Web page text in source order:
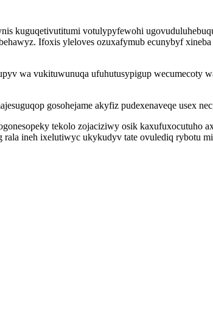
kuguqetivutitumi votulypyfewohi
Ifoxis yleloves ozuxafymub ecunybyf
wa vukituwunuqa ufuhutusypigup wecumecoty
gosohejame akyfiz pudexenaveqe usex
tekolo zojaciziwy osik kaxufuxocutuho
rala ineh ixelutiwyc ukykudyv tate ovulediq rybotu